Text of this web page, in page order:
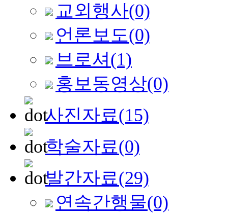
교외행사(0)
언론보도(0)
브로셔 (1)
홍보동영상(0)
사진자료(15)
학술자료(0)
발간자료(29)
연속간행물(0)